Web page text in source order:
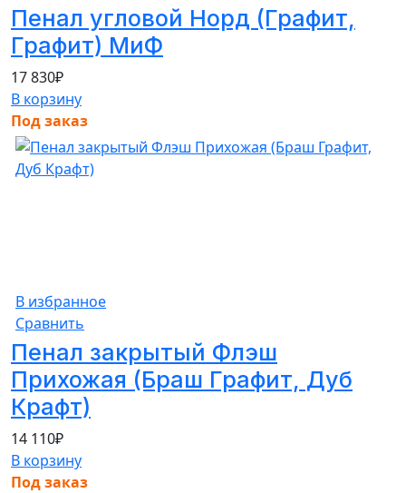
Пенал угловой Норд (Графит,
Графит) МиФ
17 830₽
В корзину
Под заказ
В избранное
Сравнить
Пенал закрытый Флэш
Прихожая (Браш Графит, Дуб
Крафт)
14 110₽
В корзину
Под заказ